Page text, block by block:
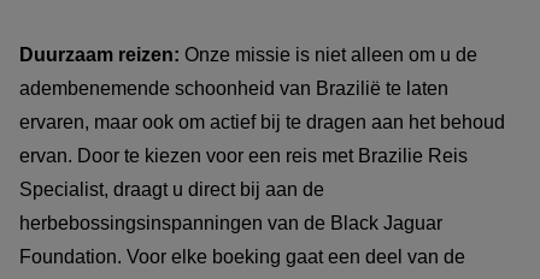
Duurzaam reizen: Onze missie is niet alleen om u de
adembenemende schoonheid van Brazilië te laten
ervaren, maar ook om actief bij te dragen aan het behoud
ervan. Door te kiezen voor een reis met Brazilie Reis
Specialist, draagt u direct bij aan de
herbebossingsinspanningen van de Black Jaguar
Foundation. Voor elke boeking gaat een deel van de